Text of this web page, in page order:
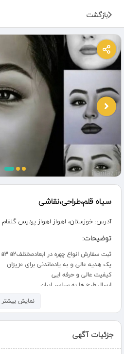
بازگشت
سیاه قلم،طراحی،نقاشی
آدرس: خوزستان، اهواز اهواز پردیس گلفام
توضیحات:
ثبت سفارش انواع چهره در ابعادمختلفa4 a3 a2
یک هدیه عالی و به یادماندنی برای عزیزان
کیفیت عالی و حرفه ایی
ارسال طرح ها به سراسر ایران
نمایش بیشتر
جزئیات آگهی